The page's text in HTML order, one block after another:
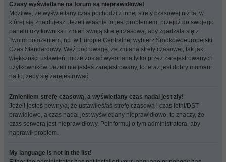
Czasy wyświetlane na forum są nieprawidłowe!
Możliwe, że wyświetlany czas pochodzi z innej strefy czasowej niż ta, w
której się znajdujesz. Jeżeli właśnie to jest problemem, przejdź do swojego
panelu użytkownika i zmień swoją strefę czasową, aby zgadzała się z
Twoim położeniem, np. w Europie Centralnej wybierz Środkowoeuropejski
Czas Standardowy. Weź pod uwagę, że zmiana strefy czasowej, tak jak
większości ustawień, może zostać wykonana tylko przez zarejestrowanych
użytkowników. Jeżeli nie jesteś zarejestrowany, to teraz jest dobry moment
na to, żeby się zarejestrować.
Zmieniłem strefę czasową, a wyświetlany czas nadal jest zły!
Jeżeli jesteś pewny/a, że ustawiłeś/aś strefę czasową i czas letni/DST
prawidłowo, a czas nadal jest wyświetlany nieprawidłowo, to znaczy, że
czas serwera jest nieprawidłowy. Poinformuj o tym administratora, aby
naprawił problem.
My language is not in the list!